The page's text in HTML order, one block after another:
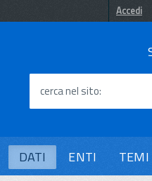
Accedi
cerca nel sito
DATI ENTI TEMI